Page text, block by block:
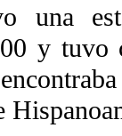
una
y tuvo